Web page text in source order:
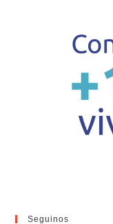
Seguinos